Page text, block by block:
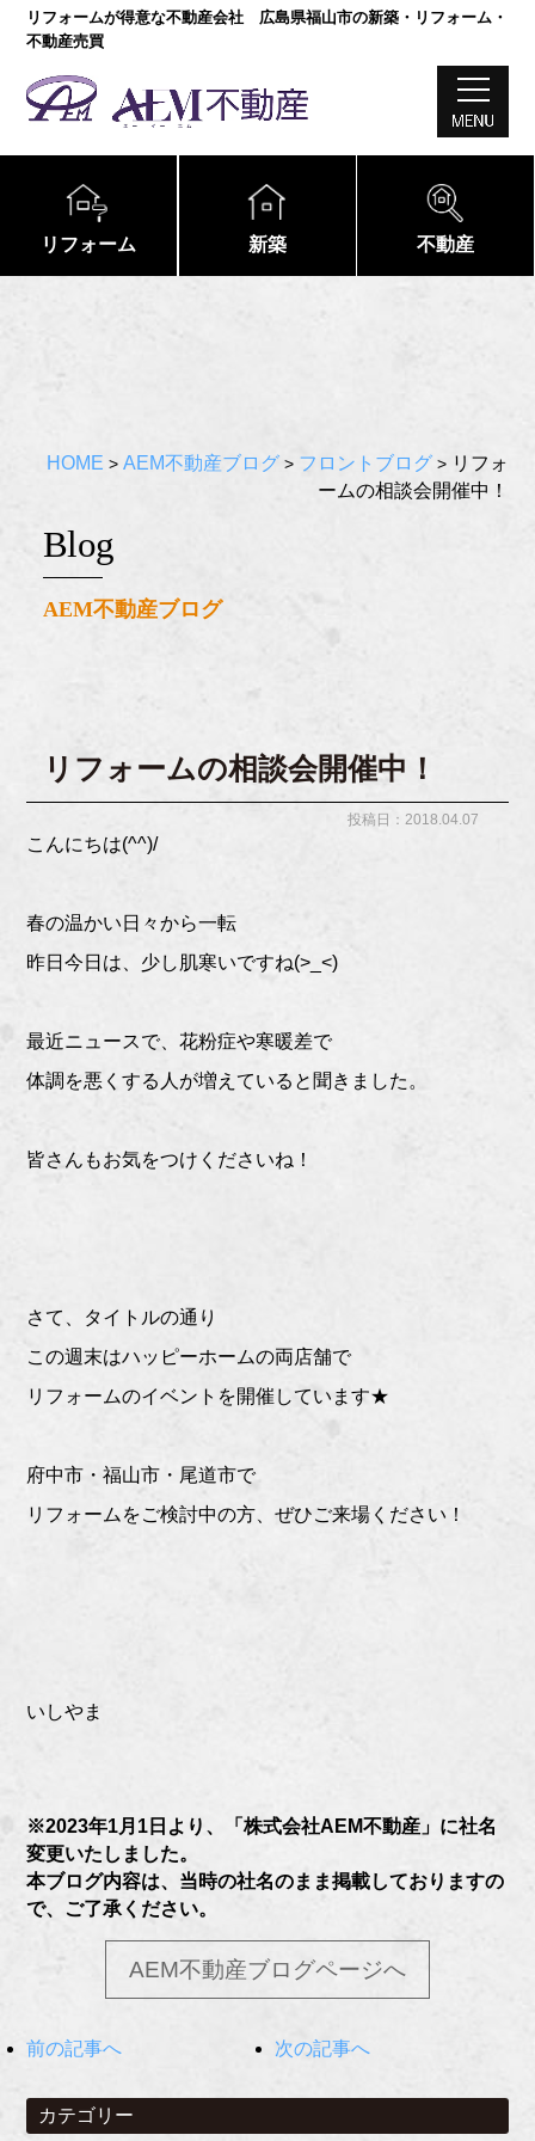
リフォームが得意な不動産会社 広島県福山市の新築・リフォーム・
不動産売買
リフォーム 新築 不動産
HOME > AEM不動産ブログ> フロントブログ> リフォ
ームの相談会開催中！
blog
AEM不動産ブログ
リフォームの相談会開催中！
投稿日：2018.04.07
こんにちは(^^)/
春の温かい日々から一転
昨日今日は、少し肌寒いですね(>_<)
最近ニュースで、花粉症や寒暖差で
体調を悪くする人が増えていると聞きました。
皆さんもお気をつけくださいね！
さて、タイトルの通り
この週末はハッピーホームの両店舗で
リフォームのイベントを開催しています★
府中市・福山市・尾道市で
リフォームをご検討中の方、ぜひご来場ください！
いしやま
※2023年1月1日より、「株式会社AEM不動産」に社名
変更いたしました。
本ブログ内容は、当時の社名のまま掲載しておりますの
で、ご了承ください。
AEM不動産ブログページへ
前の記事へ 次の記事へ
カテゴリー